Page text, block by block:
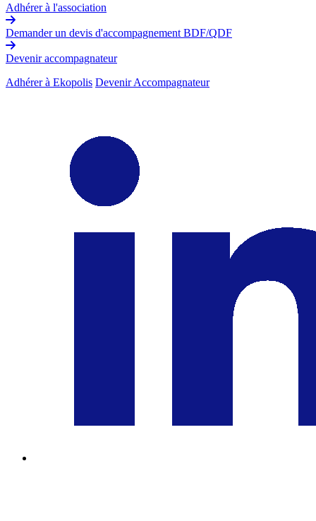
Adhérer à l'association
Demander un devis d'accompagnement BDF/QDF
Devenir accompagnateur
Adhérer à Ekopolis Devenir Accompagnateur